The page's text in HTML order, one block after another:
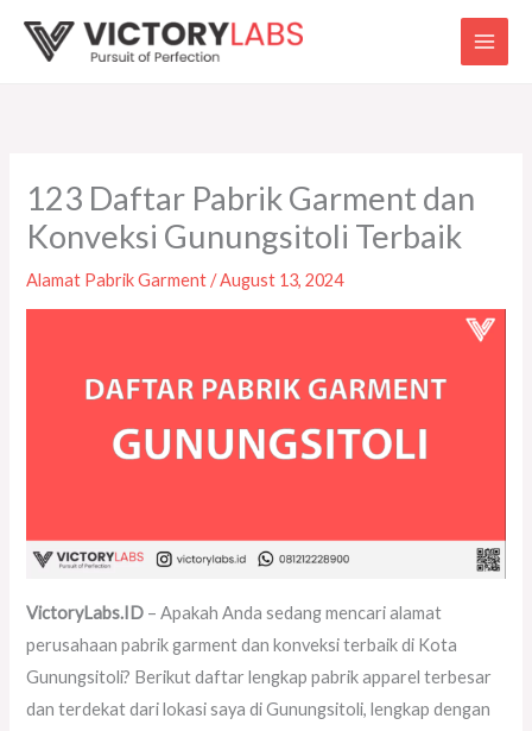
123 Daftar Pabrik Garment dan
Konveksi Gunungsitoli Terbaik
Alamat Pabrik Garment/August 13, 2024
VictoryLabs.ID – Apakah Anda sedang mencari alamat
perusahaan pabrik garment dan konveksi terbaik di Kota
Gunungsitoli? Berikut daftar lengkap pabrik apparel terbesar
dan terdekat dari lokasi saya di Gunungsitoli, lengkap dengan